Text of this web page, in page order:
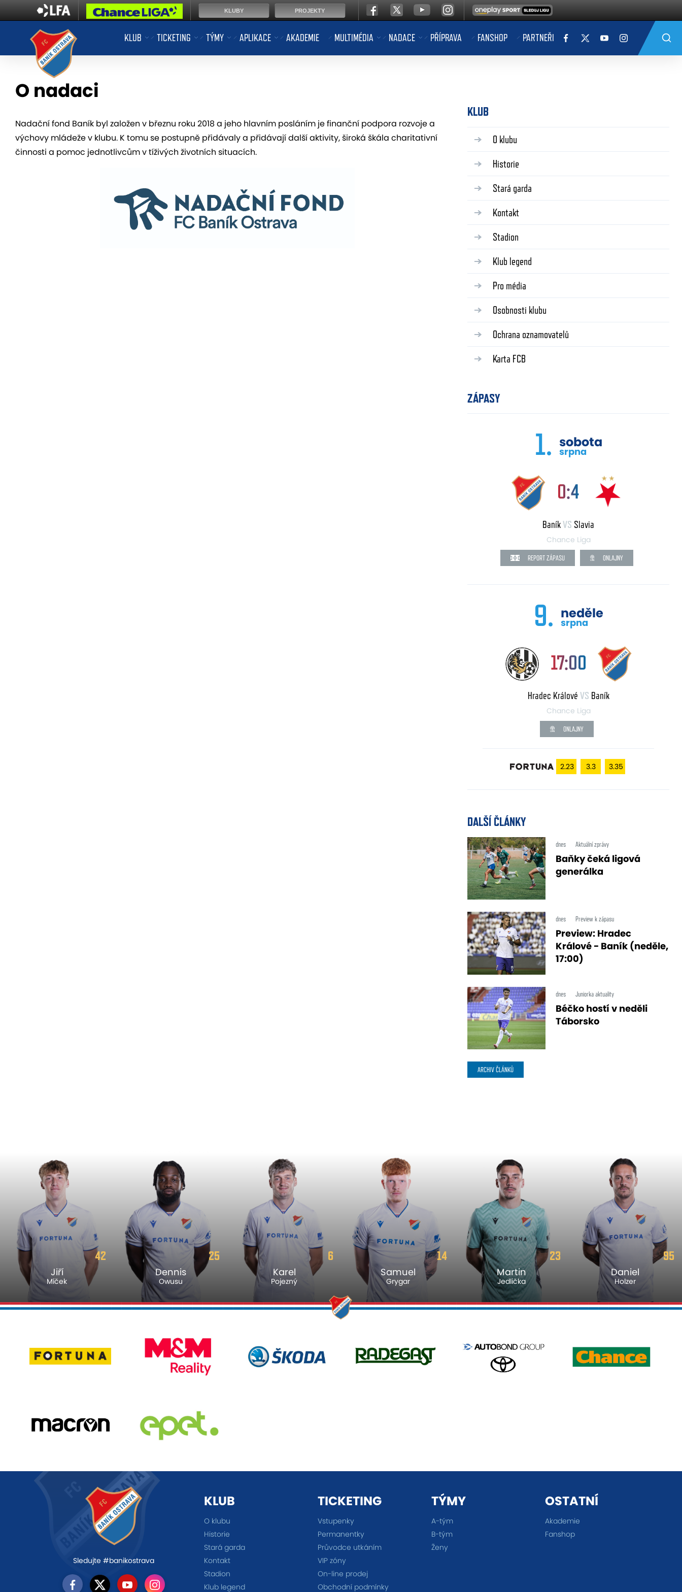
KLUB TICKETING TÝMY APLIKACE AKADEMIE MULTIMÉDIA NADACE PŘÍPRAVA FANSHOP PARTNEŘI
O nadaci
Nadační fond Baník byl založen v březnu roku 2018 a jeho hlavním posláním je finanční podpora rozvoje a
výchovy mládeže v klubu. K tomu se postupně přidávaly a přidávají další aktivity, široká škála charitativní
činnosti a pomoc jednotlivcům v tíživých životních situacích.
KLUB
O klubu
Historie
Stará garda
Kontakt
Stadion
Klub legend
Pro média
Osobnosti klubu
Ochrana oznamovatelů
Karta FCB
ZÁPASY
1. sobota
srpna
0:4
BaníkVS Slavia
Chance Liga
REPORT ZÁPASU ONLAJNY
9. neděle
srpna
17:00
Hradec Králové VS Baník
Chance Liga
ONLAJNY
2.23 3.3 3.35
DALŠÍ ČLÁNKY
dnes Aktuální zprávy
Baňky čeká ligová
generálka
dnes Preview k zápasu
Preview: Hradec
Králové - Baník (neděle,
17:00)
dnes Juniorka aktuality
Béčko hostí v neděli
Táborsko
ARCHIV ČLÁNKŮ
42
Jiří
Míček
25
Dennis
Owusu
6
Karel
Pojezný
14
Samuel
Grygar
23
Martin
Jedlička
95
Daniel
Holzer
Sledujte #banikostrava
KLUB
O klubu
Historie
Stará garda
Kontakt
Stadion
Klub legend
TICKETING
Vstupenky
Permanentky
Průvodce utkáním
VIP zóny
On-line prodej
Obchodní podmínky
TÝMY
A-tým
B-tým
Ženy
OSTATNÍ
Akademie
Fanshop
KLUBY PROJEKTY